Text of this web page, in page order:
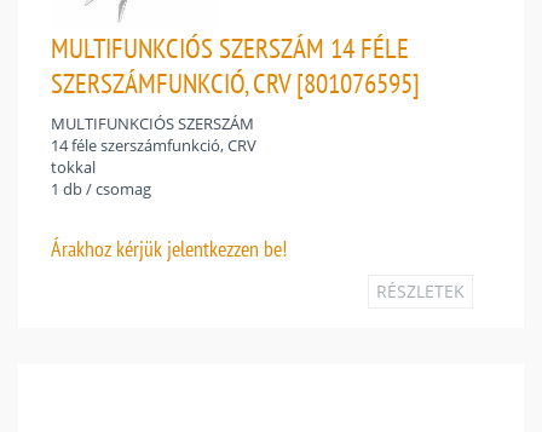
MULTIFUNKCIÓS SZERSZÁM 14 FÉLE
SZERSZÁMFUNKCIÓ, CRV [801076595]
MULTIFUNKCIÓS SZERSZÁM
14 féle szerszámfunkció, CRV
tokkal
1 db / csomag
Árakhoz kérjük jelentkezzen be!
RÉSZLETEK